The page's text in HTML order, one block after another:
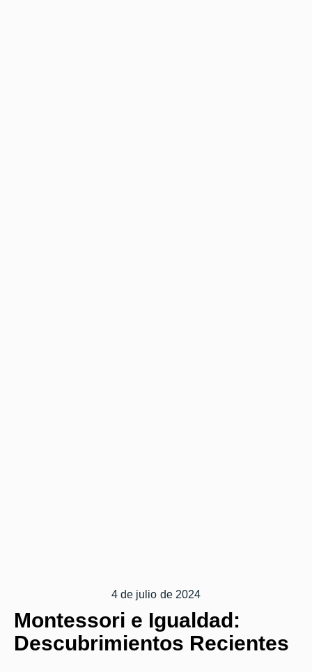
4 de julio de 2024
Montessori e Igualdad:
Descubrimientos Recientes